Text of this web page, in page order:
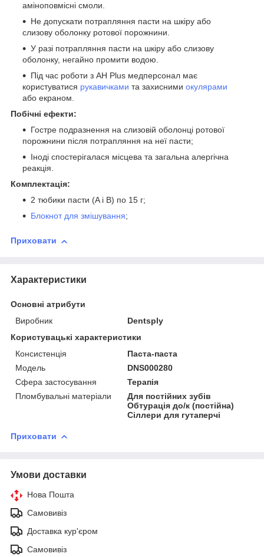
аміноповмісні смоли.
Не допускати потрапляння пасти на шкіру або
слизову оболонку ротової порожнини.
У разі потрапляння пасти на шкіру або слизову
оболонку, негайно промити водою.
Під час роботи з AH Plus медперсонал має
користуватися рукавичками та захисними окулярами
або екраном.
Побічні ефекти:
Гостре подразнення на слизовій оболонці ротової
порожнини після потрапляння на неї пасти;
Іноді спостерігалася місцева та загальна алергічна
реакція.
Комплектація:
2 тюбики пасти (A і B) по 15 г;
Блокнот для змішування;
Приховати
Характеристики
Основні атрибути
Виробник
Dentsply
Користувацькі характеристики
Консистенція
Паста-паста
Модель
DNS000280
Сфера застосування
Терапія
Пломбувальні матеріали
Для постійних зубів
Обтурація до/к (постійна)
Сіллери для гутаперчі
Приховати
Умови доставки
Нова Пошта
Самовивіз
Доставка кур'єром
Самовивіз